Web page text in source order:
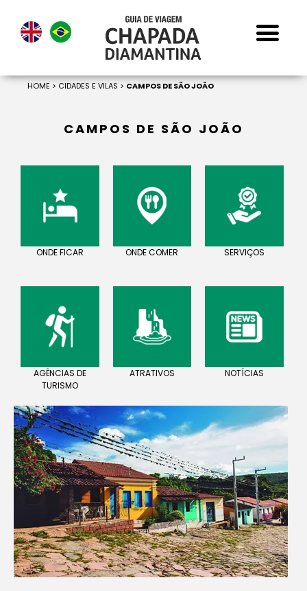
HOME > CIDADES E VILAS > CAMPOS DE SÃO JOÃO
CAMPOS DE SÃO JOÃO
ONDE FICAR ONDE COMER SERVIÇOS
AGÊNCIAS DE
TURISMO
ATRATIVOS NOTÍCIAS